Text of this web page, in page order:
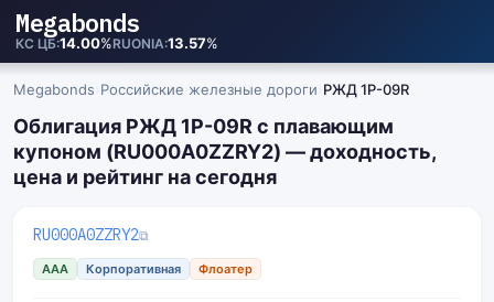
Megabonds
КС ЦБ 14.00%RUONIA 13.57%
Megabonds Российские железные дороги РЖД 1Р-09R
Облигация РЖД 1Р-09R с плавающим
купоном (RU000A0ZZRY2) — доходность,
цена и рейтинг на сегодня
RU000A0ZZRY2⧉
AAA Корпоративная Флоатер